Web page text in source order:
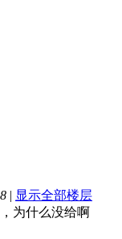
| 显示全部楼层
为什么没给啊